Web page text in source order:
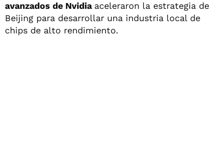
avanzados de Nvidia aceleraron la estrategia de
Beijing para desarrollar una industria local de
chips de alto rendimiento.